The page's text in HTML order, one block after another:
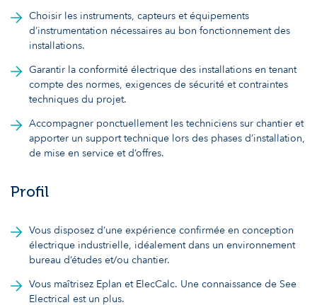
Choisir les instruments, capteurs et équipements
d’instrumentation nécessaires au bon fonctionnement des
installations.
Garantir la conformité électrique des installations en tenant
compte des normes, exigences de sécurité et contraintes
techniques du projet.
Accompagner ponctuellement les techniciens sur chantier et
apporter un support technique lors des phases d’installation,
de mise en service et d’offres.
Profil
Vous disposez d’une expérience confirmée en conception
électrique industrielle, idéalement dans un environnement
bureau d’études et/ou chantier.
Vous maîtrisez Eplan et ElecCalc. Une connaissance de See
Electrical est un plus.